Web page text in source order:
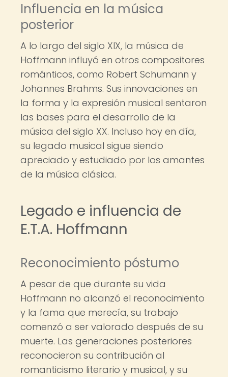
Influencia en la música
posterior
A lo largo del siglo XIX, la música de
Hoffmann influyó en otros compositores
románticos, como Robert Schumann y
Johannes Brahms. Sus innovaciones en
la forma y la expresión musical sentaron
las bases para el desarrollo de la
música del siglo XX. Incluso hoy en día,
su legado musical sigue siendo
apreciado y estudiado por los amantes
de la música clásica.
Legado e influencia de
E.T.A. Hoffmann
Reconocimiento póstumo
A pesar de que durante su vida
Hoffmann no alcanzó el reconocimiento
y la fama que merecía, su trabajo
comenzó a ser valorado después de su
muerte. Las generaciones posteriores
reconocieron su contribución al
romanticismo literario y musical, y su